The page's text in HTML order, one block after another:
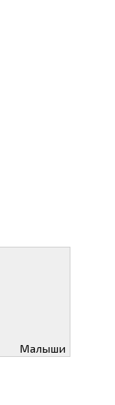
Малыши